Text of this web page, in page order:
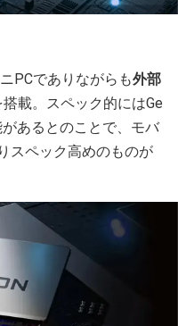
PCでありながらも外部
搭載。スペック的にはGe
あるとのことで、モバ
スペック高めのものが